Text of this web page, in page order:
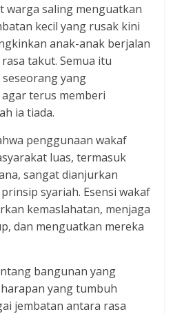
warga saling menguatkan
kecil yang rusak kini
anak-anak berjalan
takut. Semua itu
yang
terus memberi
ia tiada.
penggunaan wakaf
luas, termasuk
sangat dianjurkan
syariah. Esensi wakaf
kemaslahatan, menjaga
dan menguatkan mereka
bangunan yang
yang tumbuh
jembatan antara rasa